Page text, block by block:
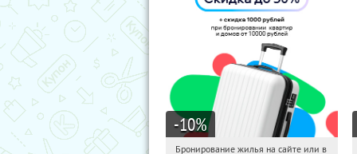
-10%
Бронирование жилья на сайте или в